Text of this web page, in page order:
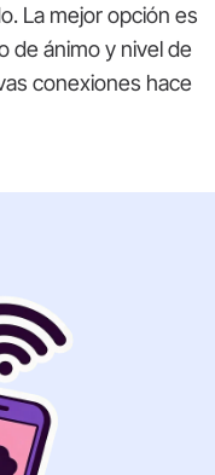
La mejor opción es
de ánimo y nivel de
conexiones hace